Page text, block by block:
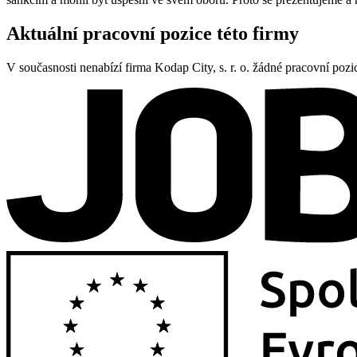
Aktuální pracovní pozice této firmy
V současnosti nenabízí firma Kodap City, s. r. o. žádné pracovní